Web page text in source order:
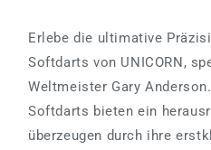
Erlebe die ultimative
Softdarts von UNICORN,
Weltmeister Gary
Softdarts bieten ein
überzeugen durch ihre